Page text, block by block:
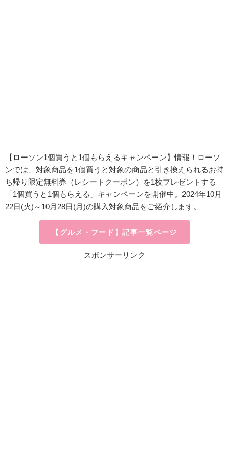
【ローソン1個買うと1個もらえるキャンペーン 】情報！ローソ
ンでは、 対象商品を1個買うと対象の商品と引き換えられるお持
ち帰り限定無料券（レシートクーポン）を1枚プレゼントする
「1個買うと1個もらえる」キャンペーンを開催中。 2024年10月
22日(火)～10月28日(月)の購入対象商品をご紹介します。
【グルメ・フード】記事一覧ページ
スポンサーリンク